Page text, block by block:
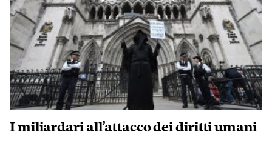
I miliardari all’attacco dei diritti umani